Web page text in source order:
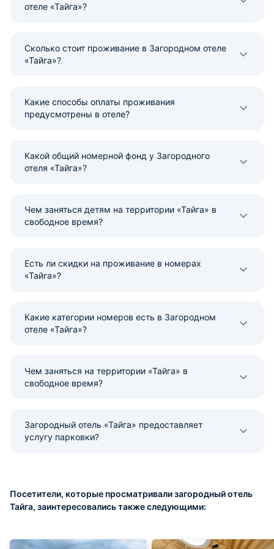
отеле «Тайга»?
Сколько стоит проживание в Загородном отеле
«Тайга»?
Какие способы оплаты проживания
предусмотрены в отеле?
Какой общий номерной фонд у Загородного
отеля «Тайга»?
Чем заняться детям на территории «Тайга» в
свободное время?
Есть ли скидки на проживание в номерах
«Тайга»?
Какие категории номеров есть в Загородном
отеле «Тайга»?
Чем заняться на территории «Тайга» в
свободное время?
Загородный отель «Тайга» предоставляет
услугу парковки?
Посетители, которые просматривали загородный отель
Тайга, заинтересовались также следующими: